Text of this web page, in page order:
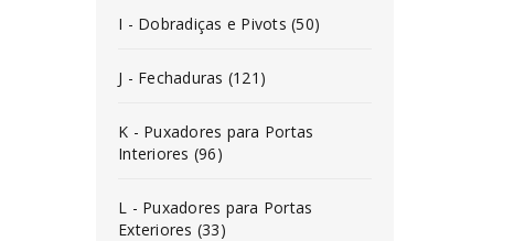
I - Dobradiças e Pivots (50)
J - Fechaduras (121)
K - Puxadores para Portas
Interiores (96)
L - Puxadores para Portas
Exteriores (33)